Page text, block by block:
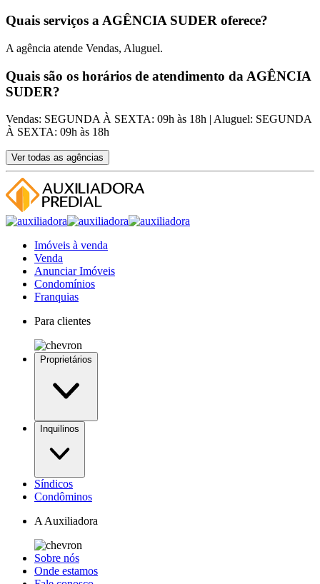
Quais serviços a AGÊNCIA SUDER oferece?
A agência atende Vendas, Aluguel.
Quais são os horários de atendimento da AGÊNCIA
SUDER?
Vendas: SEGUNDA À SEXTA: 09h às 18h | Aluguel: SEGUNDA
À SEXTA: 09h às 18h
Ver todas as agências
Imóveis à venda
Venda
Anunciar Imóveis
Condomínios
Franquias
Para clientes
Proprietários
Inquilinos
Síndicos
Condôminos
A Auxiliadora
Sobre nós
Onde estamos